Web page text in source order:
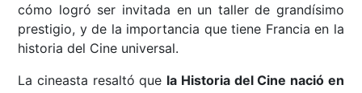
cómo logró ser invitada en un taller de grandísimo
prestigio, y de la importancia que tiene Francia en la
historia del Cine universal.
La cineasta resaltó que la Historia del Cine nació en